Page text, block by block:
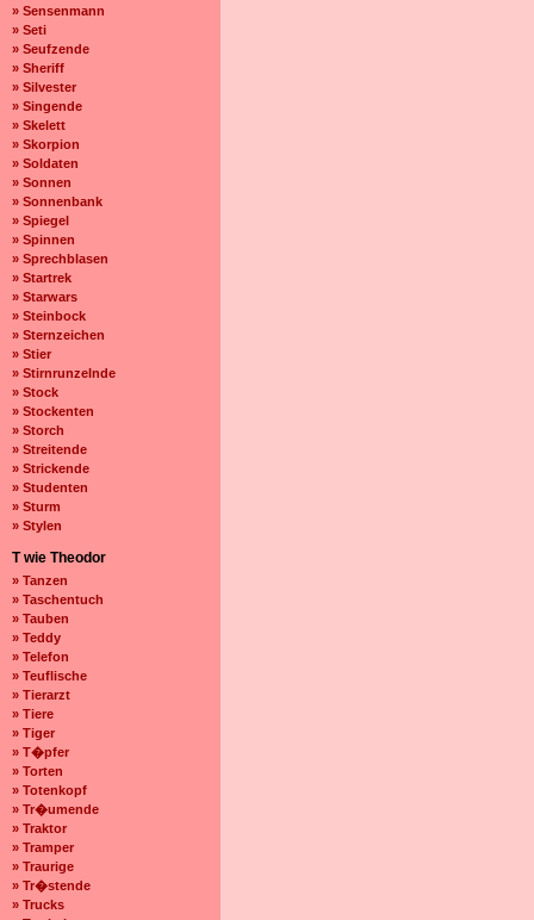
» Sensenmann
» Seti
» Seufzende
» Sheriff
» Silvester
» Singende
» Skelett
» Skorpion
» Soldaten
» Sonnen
» Sonnenbank
» Spiegel
» Spinnen
» Sprechblasen
» Startrek
» Starwars
» Steinbock
» Sternzeichen
» Stier
» Stirnrunzelnde
» Stock
» Stockenten
» Storch
» Streitende
» Strickende
» Studenten
» Sturm
» Stylen
T wie Theodor
» Tanzen
» Taschentuch
» Tauben
» Teddy
» Telefon
» Teuflische
» Tierarzt
» Tiere
» Tiger
» T�pfer
» Torten
» Totenkopf
» Tr�umende
» Traktor
» Tramper
» Traurige
» Tr�stende
» Trucks